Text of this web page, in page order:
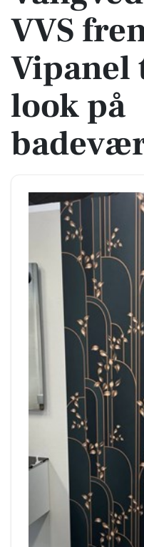
VVS
Vipanel
look på